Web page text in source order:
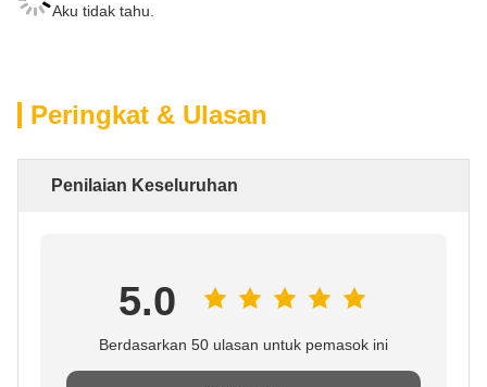
Aku tidak tahu.
Peringkat & Ulasan
Penilaian Keseluruhan
5.0
Berdasarkan 50 ulasan untuk pemasok ini